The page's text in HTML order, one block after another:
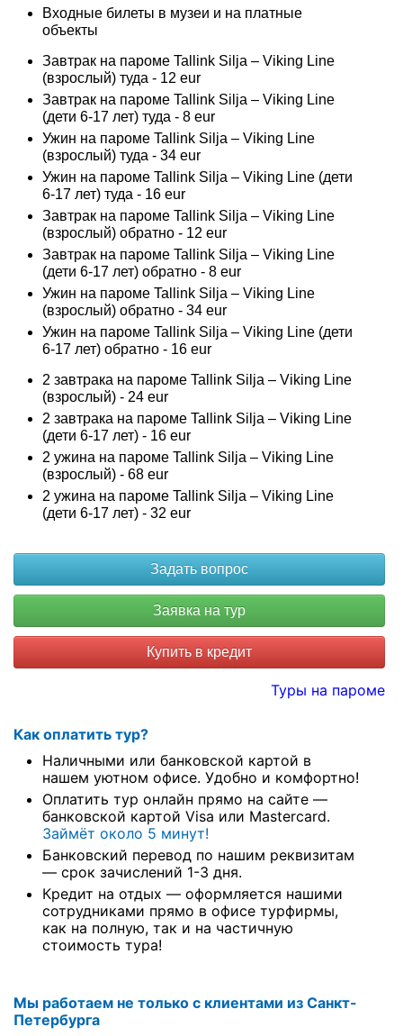
Входные билеты в музеи и на платные
объекты
Завтрак на пароме Tallink Silja – Viking Line
(взрослый) туда - 12 eur
Завтрак на пароме Tallink Silja – Viking Line
(дети 6-17 лет) туда - 8 eur
Ужин на пароме Tallink Silja – Viking Line
(взрослый) туда - 34 eur
Ужин на пароме Tallink Silja – Viking Line (дети
6-17 лет) туда - 16 eur
Завтрак на пароме Tallink Silja – Viking Line
(взрослый) обратно - 12 eur
Завтрак на пароме Tallink Silja – Viking Line
(дети 6-17 лет) обратно - 8 eur
Ужин на пароме Tallink Silja – Viking Line
(взрослый) обратно - 34 eur
Ужин на пароме Tallink Silja – Viking Line (дети
6-17 лет) обратно - 16 eur
2 завтрака на пароме Tallink Silja – Viking Line
(взрослый) - 24 eur
2 завтрака на пароме Tallink Silja – Viking Line
(дети 6-17 лет) - 16 eur
2 ужина на пароме Tallink Silja – Viking Line
(взрослый) - 68 eur
2 ужина на пароме Tallink Silja – Viking Line
(дети 6-17 лет) - 32 eur
Купить в кредит
Туры на пароме
Как оплатить тур?
Наличными или банковской картой в
нашем уютном офисе. Удобно и комфортно!
Оплатить тур онлайн прямо на сайте —
банковской картой Visa или Mastercard.
Займёт около 5 минут!
Банковский перевод по нашим реквизитам
— срок зачислений 1-3 дня.
Кредит на отдых — оформляется нашими
сотрудниками прямо в офисе турфирмы,
как на полную, так и на частичную
стоимость тура!
Мы работаем не только с клиентами из Санкт-
Петербурга